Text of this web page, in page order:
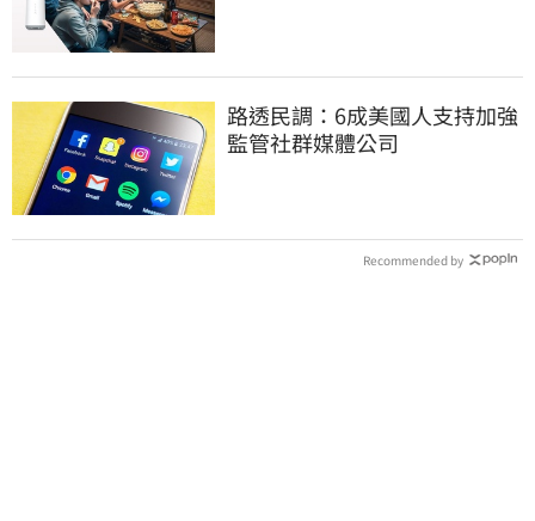
路透民調：6成美國人支持加強
監管社群媒體公司
Recommended by